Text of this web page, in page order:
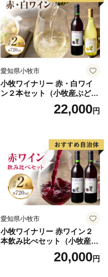
愛知県小牧市
小牧ワイナリー 赤・白ワイ
ン２本セット（小牧産ぶどう
22,000円
愛知県小牧市
小牧ワイナリー 赤ワイン２
本飲み比べセット（小牧産ぶ
どう100％使用）20,000円